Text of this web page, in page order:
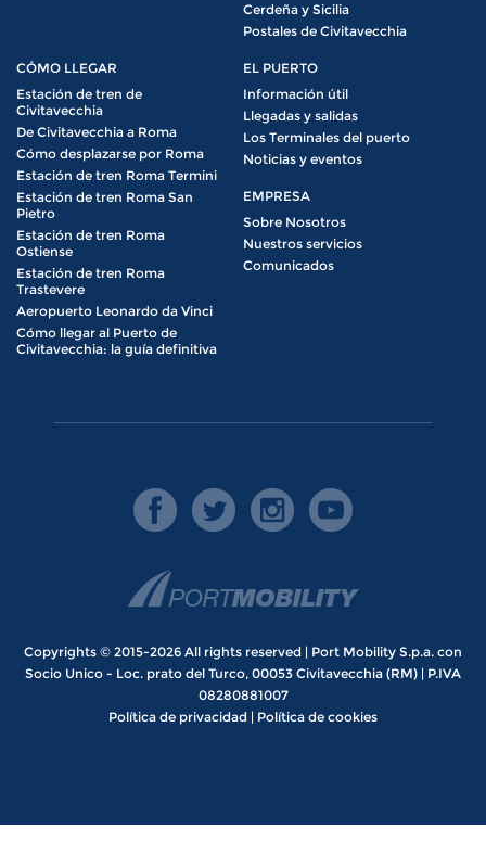
Cerdeña y Sicilia
Postales de Civitavecchia
CÓMO LLEGAR
Estación de tren de
Civitavecchia
De Civitavecchia a Roma
Cómo desplazarse por Roma
Estación de tren Roma Termini
Estación de tren Roma San
Pietro
Estación de tren Roma
Ostiense
Estación de tren Roma
Trastevere
Aeropuerto Leonardo da Vinci
Cómo llegar al Puerto de
Civitavecchia: la guía definitiva
EL PUERTO
Información útil
Llegadas y salidas
Los Terminales del puerto
Noticias y eventos
EMPRESA
Sobre Nosotros
Nuestros servicios
Comunicados
Copyrights © 2015-2026 All rights reserved | Port Mobility S.p.a. con
Socio Unico - Loc. prato del Turco, 00053 Civitavecchia (RM) | P.IVA
08280881007
Política de privacidad | Política de cookies